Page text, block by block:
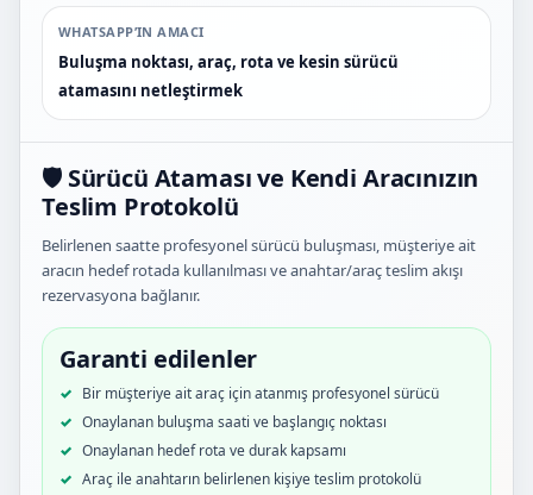
WHATSAPP’IN AMACI
Buluşma noktası, araç, rota ve kesin sürücü
atamasını netleştirmek
🛡️ Sürücü Ataması ve Kendi Aracınızın
Teslim Protokolü
Belirlenen saatte profesyonel sürücü buluşması, müşteriye ait
aracın hedef rotada kullanılması ve anahtar/araç teslim akışı
rezervasyona bağlanır.
Garanti edilenler
Bir müşteriye ait araç için atanmış profesyonel sürücü
Onaylanan buluşma saati ve başlangıç noktası
Onaylanan hedef rota ve durak kapsamı
Araç ile anahtarın belirlenen kişiye teslim protokolü